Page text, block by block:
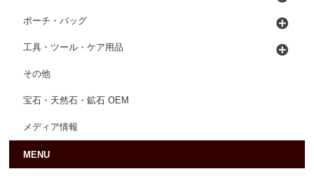
ポーチ・バッグ
工具・ツール・ケア用品
その他
宝石・天然石・鉱石 OEM
メディア情報
MENU